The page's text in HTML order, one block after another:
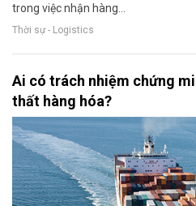
trong việc nhận hàng…
Thời sự - Logistics
Ai có trách nhiệm chứng
thất hàng hóa?